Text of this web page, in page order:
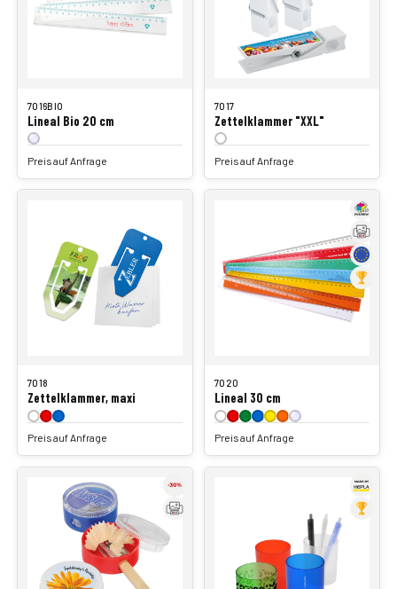
7016BIO
Lineal Bio 20 cm
Preis auf Anfrage
7017
Zettelklammer "XXL"
Preis auf Anfrage
7018
Zettelklammer, maxi
Preis auf Anfrage
7020
Lineal 30 cm
Preis auf Anfrage